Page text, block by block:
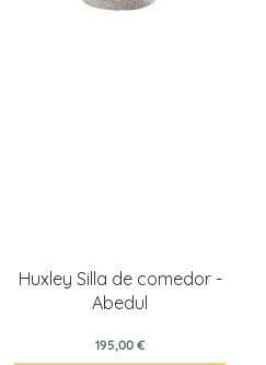
Huxley Silla de comedor -
Abedul
195,00 €